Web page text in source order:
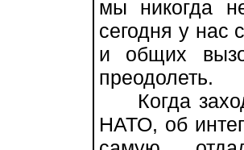
мы никогда
сегодня у нас
и общих
преодолеть.
Когда
НАТО, об